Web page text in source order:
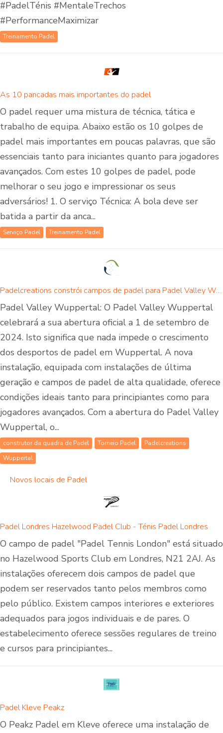
#PadelTénis #MentaleTrechos
#PerformanceMaximizar
Treinamento Padel
As 10 pancadas mais importantes do padel
O padel requer uma mistura de técnica, tática e
trabalho de equipa. Abaixo estão os 10 golpes de
padel mais importantes em poucas palavras, que são
essenciais tanto para iniciantes quanto para jogadores
avançados. Com estes 10 golpes de padel, pode
melhorar o seu jogo e impressionar os seus
adversários! 1. O serviço Técnica: A bola deve ser
batida a partir da anca...
Serviço Padel Treinamento Padel
Padelcreations constrói campos de padel para Padel Valley Wuppertal - abertura a 01 de setembro de 2024
Padel Valley Wuppertal: O Padel Valley Wuppertal
celebrará a sua abertura oficial a 1 de setembro de
2024. Isto significa que nada impede o crescimento
dos desportos de padel em Wuppertal. A nova
instalação, equipada com instalações de última
geração e campos de padel de alta qualidade, oferece
condições ideais tanto para principiantes como para
jogadores avançados. Com a abertura do Padel Valley
Wuppertal, o...
construtor da quadra de Padel Torneio Padel
Padelcreations
Wuppertal
Novos locais de Padel
Padel Londres Hazelwood Padel Club - Ténis Padel Londres
O campo de padel "Padel Tennis London" está situado
no Hazelwood Sports Club em Londres, N21 2AJ. As
instalações oferecem dois campos de padel que
podem ser reservados tanto pelos membros como
pelo público. Existem campos interiores e exteriores
adequados para jogos individuais e de pares. O
estabelecimento oferece sessões regulares de treino
e cursos para principiantes...
Padel Kleve Peakz
O Peakz Padel em Kleve oferece uma instalação de